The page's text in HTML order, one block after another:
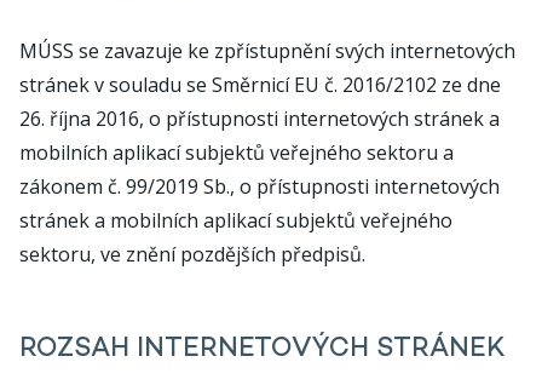
MÚSS se zavazuje ke zpřístupnění svých internetových
stránek v souladu se Směrnicí EU č. 2016/2102 ze dne
26. října 2016, o přístupnosti internetových stránek a
mobilních aplikací subjektů veřejného sektoru a
zákonem č. 99/2019 Sb., o přístupnosti internetových
stránek a mobilních aplikací subjektů veřejného
sektoru, ve znění pozdějších předpisů.
ROZSAH INTERNETOVÝCH STRÁNEK